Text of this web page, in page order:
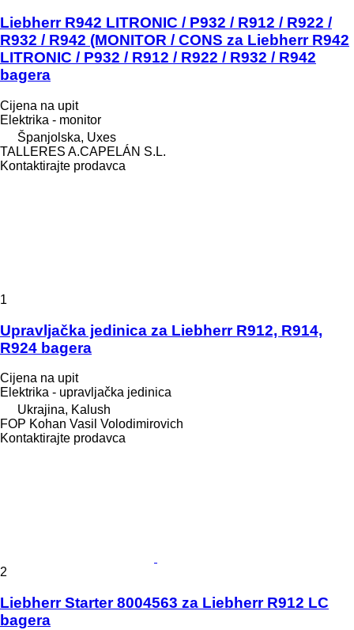
Liebherr R942 LITRONIC / P932 / R912 / R922 /
R932 / R942 (MONITOR / CONS za Liebherr R942
LITRONIC / P932 / R912 / R922 / R932 / R942
bagera
Cijena na upit
Elektrika - monitor
Španjolska, Uxes
TALLERES A.CAPELÁN S.L.
Kontaktirajte prodavca
1
Upravljačka jedinica za Liebherr R912, R914,
R924 bagera
Cijena na upit
Elektrika - upravljačka jedinica
Ukrajina, Kalush
FOP Kohan Vasil Volodimirovich
Kontaktirajte prodavca
2
Liebherr Starter 8004563 za Liebherr R912 LC
bagera